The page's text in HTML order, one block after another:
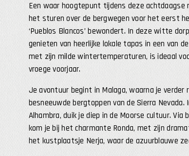
Een waar hoogtepunt tijdens deze
het sturen over de bergwegen voor het eerst
‘Pueblos Blancos’ bewondert. In deze witte
genieten van heerlijke lokale tapas in een van
met zijn milde wintertemperaturen, is ideaal
vroege voorjaar.
Je avontuur begint in Malaga, waarna je verder
besneeuwde bergtoppen van de Sierra Nevada.
Alhambra, duik je diep in de Moorse cultuur.
kom je bij het charmante Ronda, met zijn
het kustplaatsje Nerja, waar de azuurblauwe